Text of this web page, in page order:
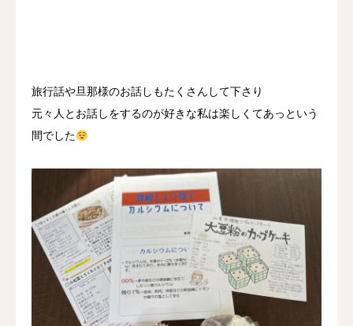
旅行話や旦那様のお話しもたくさんして下さり
元々人とお話しをするのが好きな私は楽しくてあっという
間でした